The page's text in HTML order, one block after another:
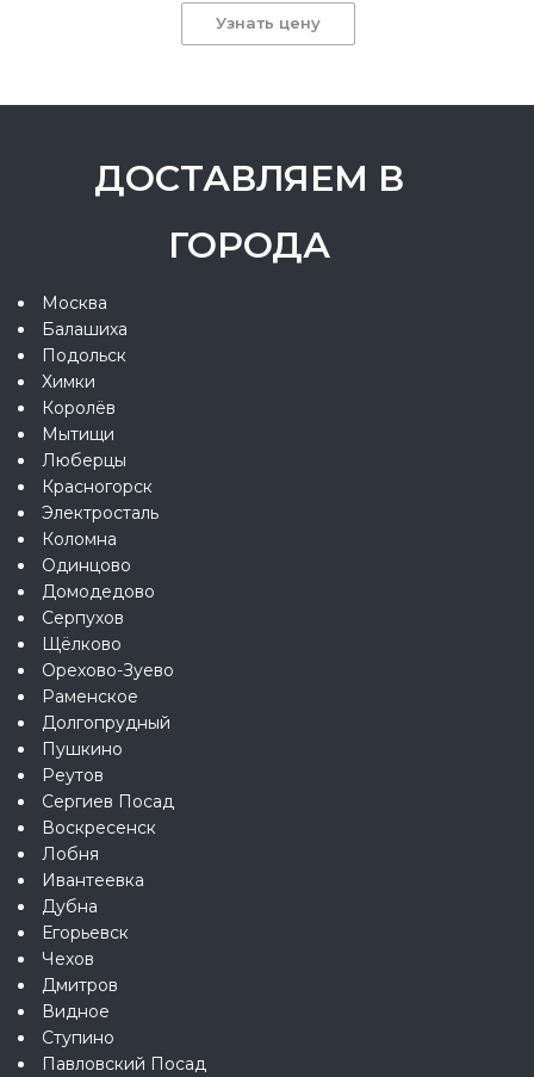
Узнать цену
ДОСТАВЛЯЕМ В
ГОРОДА
Москва
Балашиха
Подольск
Химки
Королёв
Мытищи
Люберцы
Красногорск
Электросталь
Коломна
Одинцово
Домодедово
Серпухов
Щёлково
Орехово-Зуево
Раменское
Долгопрудный
Пушкино
Реутов
Сергиев Посад
Воскресенск
Лобня
Ивантеевка
Дубна
Егорьевск
Чехов
Дмитров
Видное
Ступино
Павловский Посад